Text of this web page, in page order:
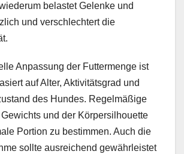
belastet Gelenke und
und verschlechtert die
Anpassung der Futtermenge ist
auf Alter, Aktivitätsgrad und
des Hundes. Regelmäßige
und der Körpersilhouette
Portion zu bestimmen. Auch die
sollte ausreichend gewährleistet